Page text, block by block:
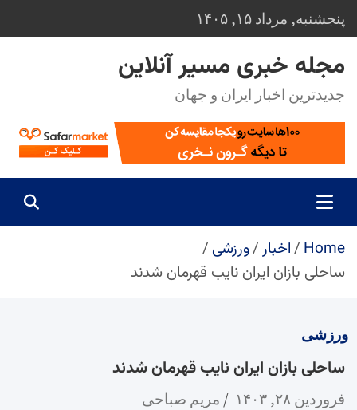
Skip
to
content
پنجشنبه, مرداد ۱۵, ۱۴۰۵
مجله خبری مسیر آنلاین
جدیدترین اخبار ایران و جهان
Home اخبار
ورزشی
ساحلی بازان ایران نایب قهرمان شدند
ورزشی
ساحلی بازان ایران نایب قهرمان شدند
فروردین ۲۸, ۱۴۰۳ مریم صباحی